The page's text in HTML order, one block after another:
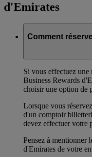
d'Emirates
Comment
Si vous effectuez
Business Rewards
choisir une option de
Lorsque vous
d'un comptoir
devez effectuer votre
Pensez à mentionner
d'Emirates de votre